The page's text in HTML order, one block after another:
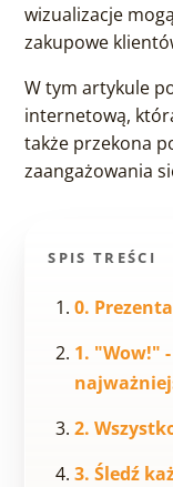
wizualizacje
zakupowe
W tym artykule
internetową,
także przekona
zaangażowania
SPIS TREŚCI
0.
1. "Wow!"
2.
3. Śledź